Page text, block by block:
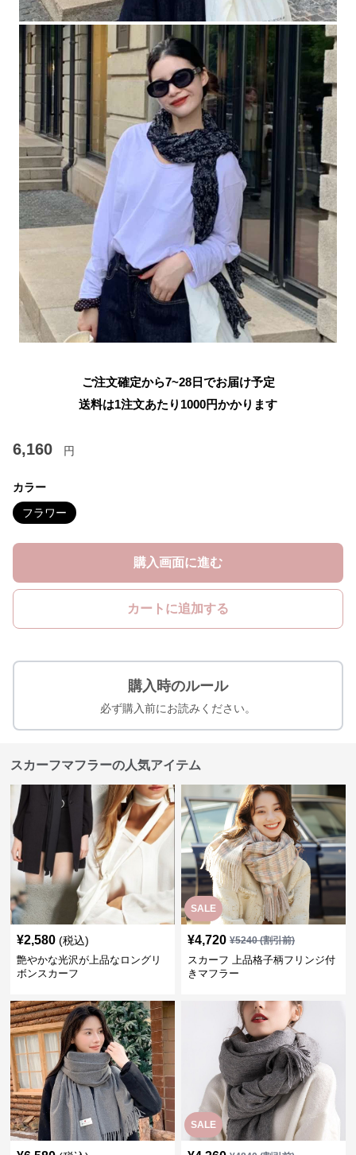
ご注文確定から7~28日でお届け予定
送料は1注文あたり 1000円かかります
6,160 円
カラー
フラワー
購入画面に進む
カートに追加する
購入時のルール
必ず購入前にお読みください。
スカーフマフラーの人気アイテム
¥2,580 (税込)
艶やかな光沢が上品なロングリ
ボンスカーフ
SALE
¥4,720 ¥5240(割引前)
スカーフ 上品格子柄フリンジ付
きマフラー
SALE